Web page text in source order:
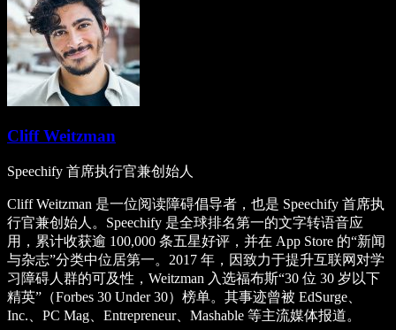
Cliff Weitzman
Speechify 首席执行官兼创始人
Cliff Weitzman 是一位阅读障碍倡导者，也是 Speechify 首席执
行官兼创始人。Speechify 是全球排名第一的文字转语音应
用，累计收获逾 100,000 条五星好评，并在 App Store 的“新闻
与杂志”分类中位居第一。2017 年，因致力于提升互联网对学
习障碍人群的可及性，Weitzman 入选福布斯“30 位 30 岁以下
精英”（Forbes 30 Under 30）榜单。其事迹曾被 EdSurge、
Inc.、PC Mag、Entrepreneur、Mashable 等主流媒体报道。